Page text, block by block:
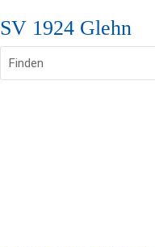
SV 1924 Glehn
Finden